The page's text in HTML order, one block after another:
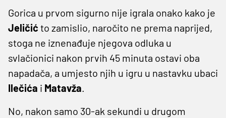
Gorica u prvom sigurno nije igrala onako kako je
Jeličić to zamislio, naročito ne prema naprijed,
stoga ne iznenađuje njegova odluka u
svlačionici nakon prvih 45 minuta ostavi oba
napadača, a umjesto njih u igru u nastavku ubaci
Ilečića i Matavža.
No, nakon samo 30-ak sekundi u drugom